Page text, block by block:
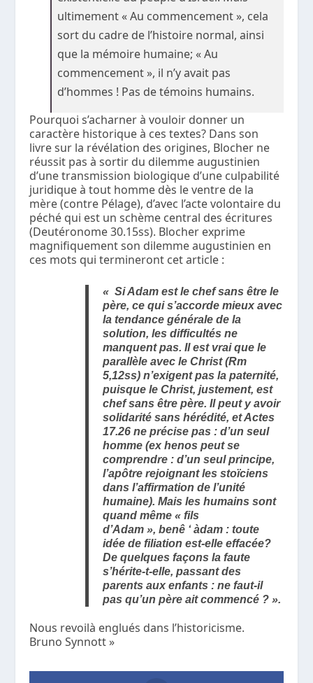
ultimement « Au commencement », cela
sort du cadre de l’histoire normal, ainsi
que la mémoire humaine; « Au
commencement », il n’y avait pas
d’hommes ! Pas de témoins humains.
Pourquoi s’acharner à vouloir donner un
caractère historique à ces textes? Dans son
livre sur la révélation des origines, Blocher ne
réussit pas à sortir du dilemme augustinien
d’une transmission biologique d’une culpabilité
juridique à tout homme dès le ventre de la
mère (contre Pélage), d’avec l’acte volontaire du
péché qui est un schème central des écritures
(Deutéronome 30.15ss). Blocher exprime
magnifiquement son dilemme augustinien en
ces mots qui termineront cet article :
« Si Adam est le chef sans être le
père, ce qui s’accorde mieux avec
la tendance générale de la
solution, les difficultés ne
manquent pas. Il est vrai que le
parallèle avec le Christ (Rm
5,12ss) n’exigent pas la paternité,
puisque le Christ, justement, est
chef sans être père. Il peut y avoir
solidarité sans hérédité, et Actes
17.26 ne précise pas : d’un seul
homme (ex henos peut se
comprendre : d’un seul principe,
l’apôtre rejoignant les stoïciens
dans l’affirmation de l’unité
humaine). Mais les humains sont
quand même « fils
d’Adam », benê ‘ àdam : toute
idée de filiation est-elle effacée?
De quelques façons la faute
s’hérite-t-elle, passant des
parents aux enfants : ne faut-il
pas qu’un père ait commencé ? ».
Nous revoilà englués dans l’historicisme.
Bruno Synnott »